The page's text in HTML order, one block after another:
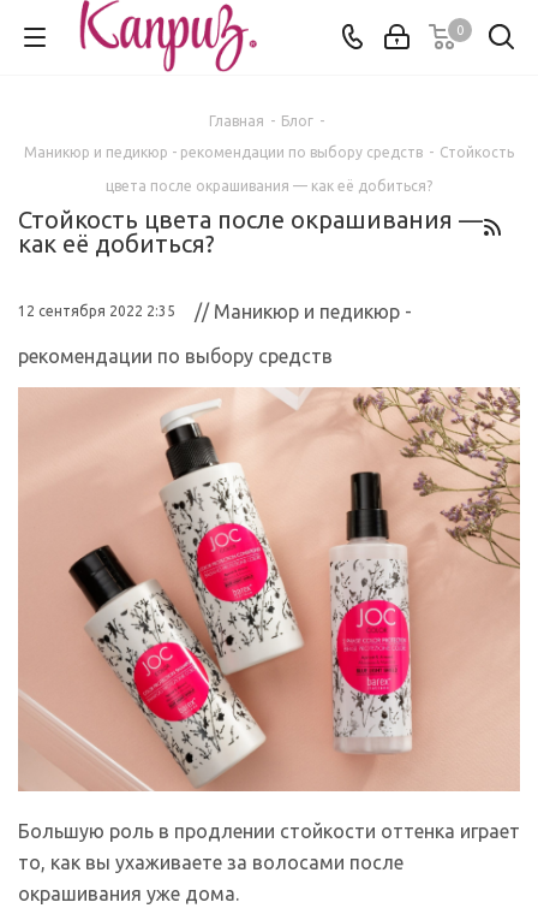
0
Главная - Блог -
Маникюр и педикюр - рекомендации по выбору средств - Стойкость
цвета после окрашивания — как её добиться?
Стойкость цвета после окрашивания —
как её добиться?
12 сентября 2022 2:35 // Маникюр и педикюр -
рекомендации по выбору средств
Большую роль в продлении стойкости оттенка играет
то, как вы ухаживаете за волосами после
окрашивания уже дома.